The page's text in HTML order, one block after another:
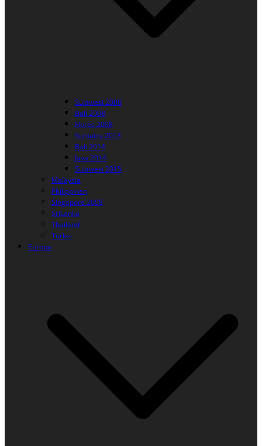
Sulawesi 2008
Bali 2008
Flores 2008
Sumatra 2013
Bali 2014
Java 2014
Sulawesi 2015
Malaysia
Philippinen
Singapore 2008
SriLanka
Thailand
Türkei
Europa